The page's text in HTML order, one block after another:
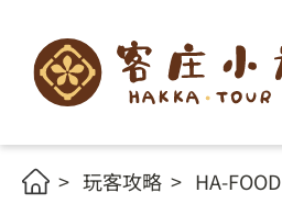
玩客攻略 HA-FOOD